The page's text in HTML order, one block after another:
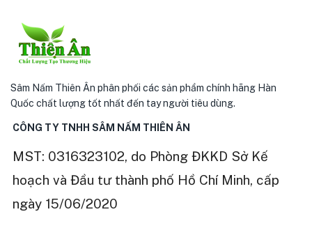
Sâm Nấm Thiên Ân phân phối các sản phẩm chính hãng Hàn
Quốc chất lượng tốt nhất đến tay người tiêu dùng.
CÔNG TY TNHH SÂM NẤM THIÊN ÂN
MST: 0316323102, do Phòng ĐKKD Sở Kế
hoạch và Đầu tư thành phố Hồ Chí Minh, cấp
ngày 15/06/2020